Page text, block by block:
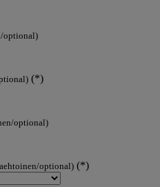
optional)
optional)
optional)